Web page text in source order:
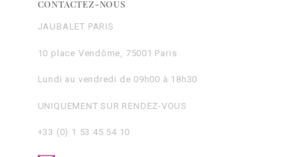
CONTACTEZ-NOUS
JAUBALET PARIS
10 place Vendôme, 75001 Paris
Lundi au vendredi de 09h00 à 18h30
UNIQUEMENT SUR RENDEZ-VOUS
+33 (0) 1 53 45 54 10